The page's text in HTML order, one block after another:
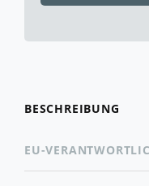
BESCHREIBUNG
EU-